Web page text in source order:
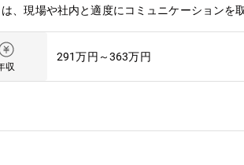
現場や社内と適度にコミュニケーションを
んので、英語スキルも不要です。
収
291万円～363万円